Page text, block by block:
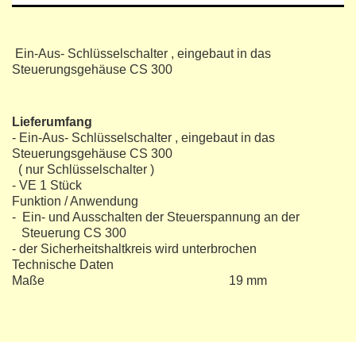
Ein-Aus- Schlüsselschalter , eingebaut in das
Steuerungsgehäuse CS 300
Lieferumfang
- Ein-Aus- Schlüsselschalter , eingebaut in das
Steuerungsgehäuse CS 300
( nur Schlüsselschalter )
- VE 1 Stück
Funktion / Anwendung
- Ein- und Ausschalten der Steuerspannung an der
Steuerung CS 300
- der Sicherheitshaltkreis wird unterbrochen
Technische Daten
Maße 19 mm